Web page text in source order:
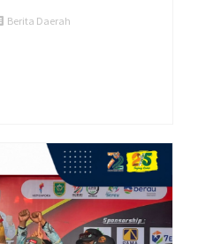
Berita Daerah